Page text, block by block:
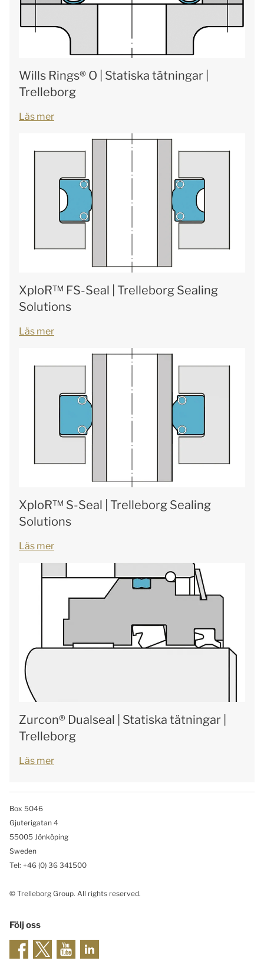
Wills Rings® O | Statiska tätningar |
Trelleborg
Läs mer
XploR™ FS-Seal | Trelleborg Sealing
Solutions
Läs mer
XploR™ S-Seal | Trelleborg Sealing
Solutions
Läs mer
Zurcon® Dualseal | Statiska tätningar |
Trelleborg
Läs mer
Box 5046
Gjuterigatan 4
55005 Jönköping
Sweden
Tel: +46 (0) 36 341500
© Trelleborg Group. All rights reserved.
Följ oss